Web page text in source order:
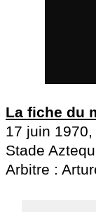
La fiche du
17 juin
Stade
Arbitre :